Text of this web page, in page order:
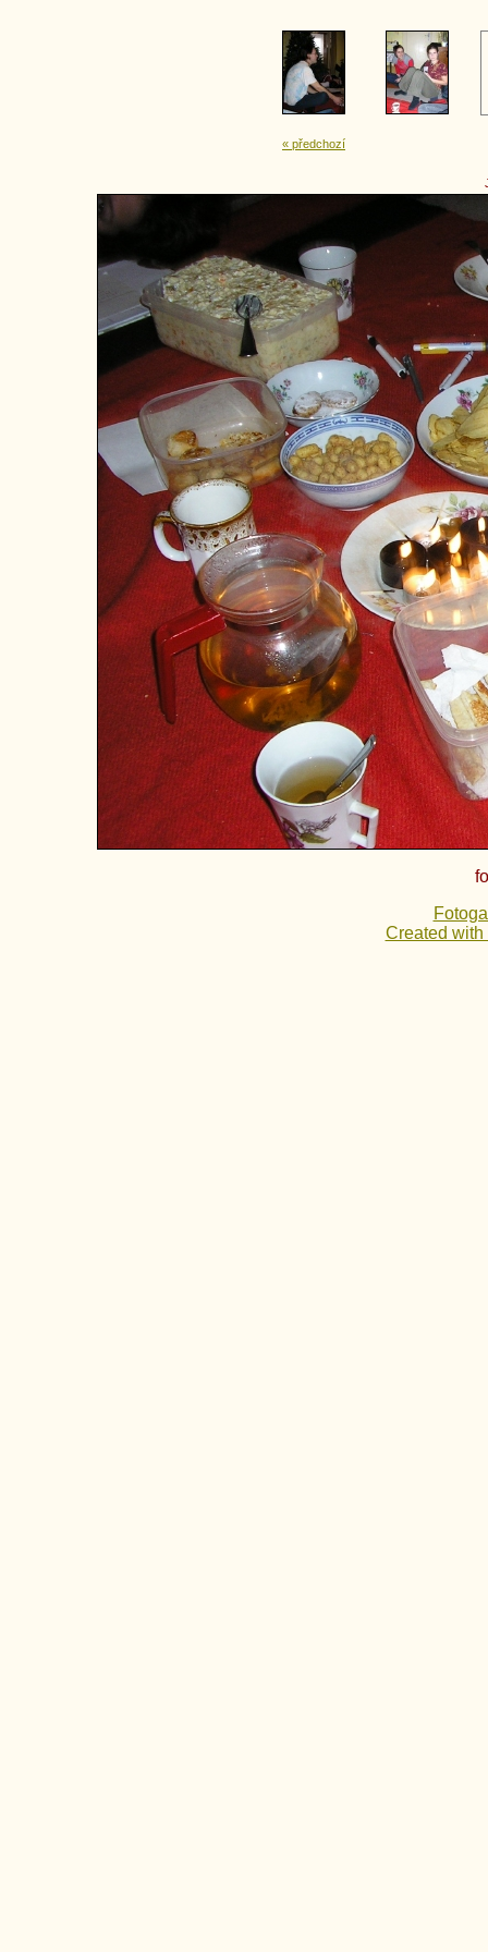
« předchozí
Created with